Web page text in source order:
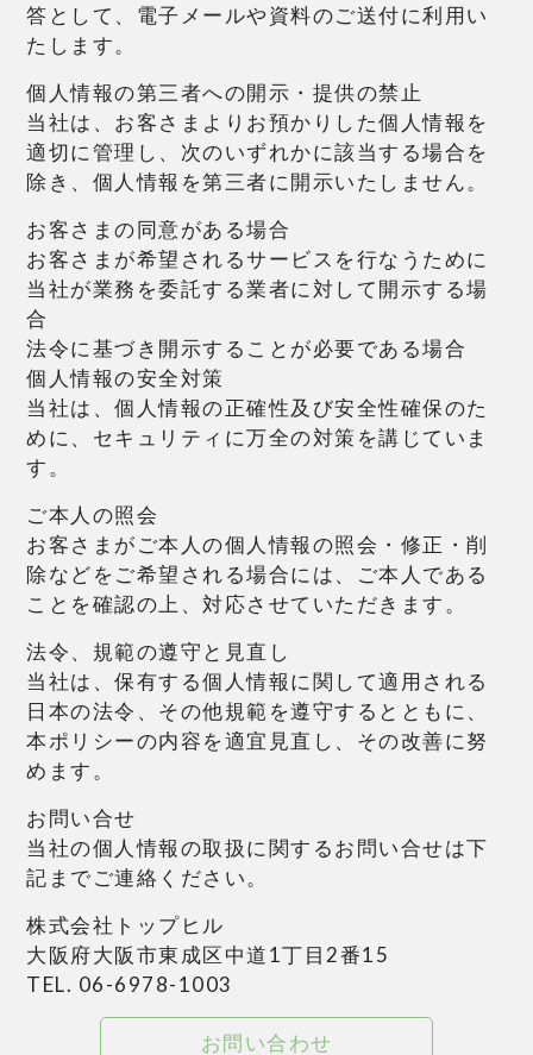
答として、電子メールや資料のご送付に利用い
たします。
個人情報の第三者への開示・提供の禁止
当社は、お客さまよりお預かりした個人情報を
適切に管理し、次のいずれかに該当する場合を
除き、個人情報を第三者に開示いたしません。
お客さまの同意がある場合
お客さまが希望されるサービスを行なうために
当社が業務を委託する業者に対して開示する場
合
法令に基づき開示することが必要である場合
個人情報の安全対策
当社は、個人情報の正確性及び安全性確保のた
めに、セキュリティに万全の対策を講じていま
す。
ご本人の照会
お客さまがご本人の個人情報の照会・修正・削
除などをご希望される場合には、ご本人である
ことを確認の上、対応させていただきます。
法令、規範の遵守と見直し
当社は、保有する個人情報に関して適用される
日本の法令、その他規範を遵守するとともに、
本ポリシーの内容を適宜見直し、その改善に努
めます。
お問い合せ
当社の個人情報の取扱に関するお問い合せは下
記までご連絡ください。
株式会社トップヒル
大阪府大阪市東成区中道1丁目2番15
TEL. 06-6978-1003
お問い合わせ